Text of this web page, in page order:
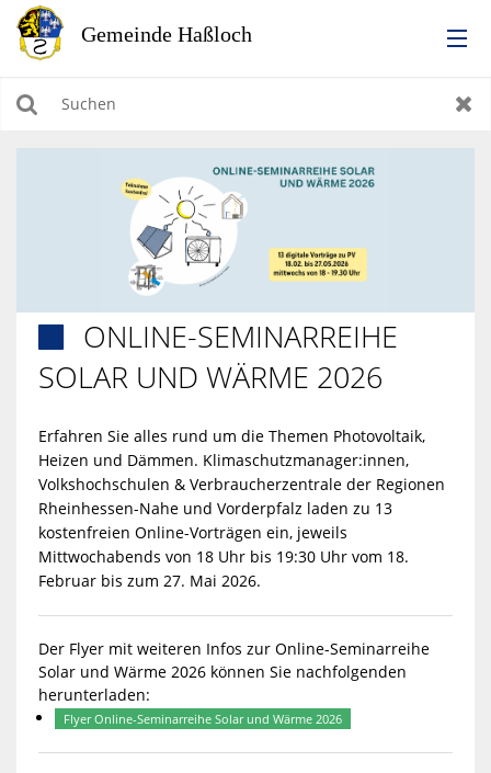
RATHAUS
BILDUNG & KULTUR
WIRTSCHAFTEN, BAUEN, WOHNEN & UMWELT
TOURISMUSONLINE-SEMINARREIHE
SOLAR UND WÄRME 2026
Erfahren Sie alles rund um die Themen Photovoltaik,
Heizen und Dämmen. Klimaschutzmanager:innen,
Volkshochschulen & Verbraucherzentrale der Regionen
Rheinhessen-Nahe und Vorderpfalz laden zu 13
kostenfreien Online-Vorträgen ein, jeweils
Mittwochabends von 18 Uhr bis 19:30 Uhr vom 18.
Februar bis zum 27. Mai 2026.
Der Flyer mit weiteren Infos zur Online-Seminarreihe
Solar und Wärme 2026 können Sie nachfolgenden
herunterladen:
Flyer Online-Seminarreihe Solar und Wärme 2026